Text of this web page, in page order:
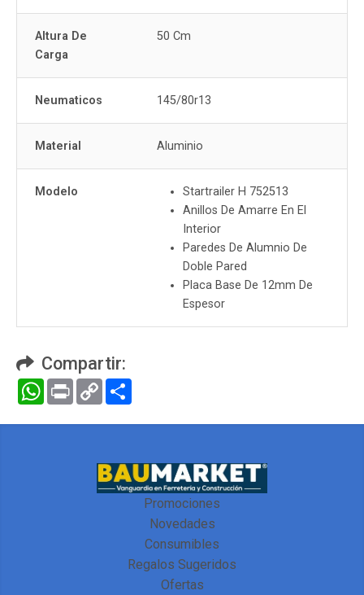
Altura De
Carga
50 Cm
Neumaticos 145/80r13
Material Aluminio
Modelo
Startrailer H 752513
Anillos De Amarre En El
Interior
Paredes De Alumnio De
Doble Pared
Placa Base De 12mm De
Espesor
Compartir:
WhatsApp
Print Copy
Link
Promociones
Novedades
Consumibles
Regalos Sugeridos
Ofertas